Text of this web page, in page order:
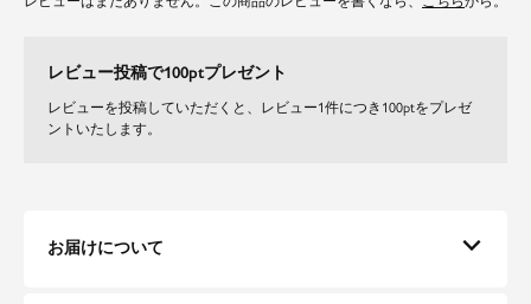
レビュー投稿で100ptプレゼント
レビューを投稿していただくと、レビュー1件につき100ptをプレゼ
ントいたします。
お届けについて